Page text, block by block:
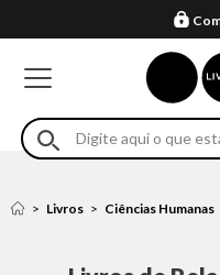
Em até
Livros Ciências Humanas